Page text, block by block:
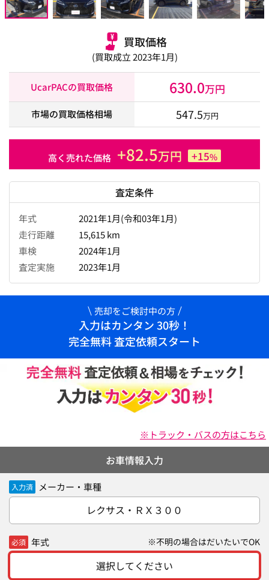
買取価格
(買取成立 2023年1月)
UcarPACの買取価格 630.0万円
市場の買取価格相場 547.5万円
高く売れた価格 +82.5万円 +15%
査定条件
年式
2021年1月(令和03年1月)
走行距離
15,615 km
車検
2024年1月
査定実施
2023年1月
売却をご検討中の方
入力はカンタン 30秒！
完全無料 査定依頼スタート
※トラック・バスの方はこちら
お車情報入力
入力済 メーカー・車種
レクサス・ＲＸ３００
必須 年式 ※不明の場合はだいたいでOK
選択してください